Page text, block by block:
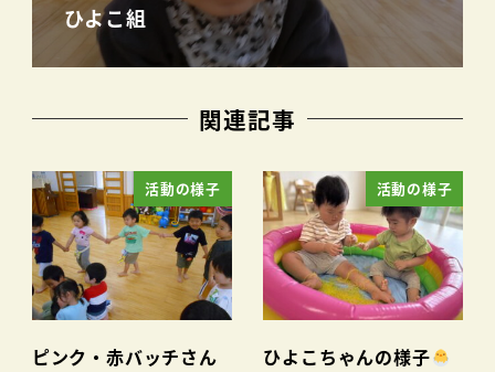
ひよこ組
関連記事
活動の様子
ピンク・赤バッチさん
活動の様子
ひよこちゃんの様子